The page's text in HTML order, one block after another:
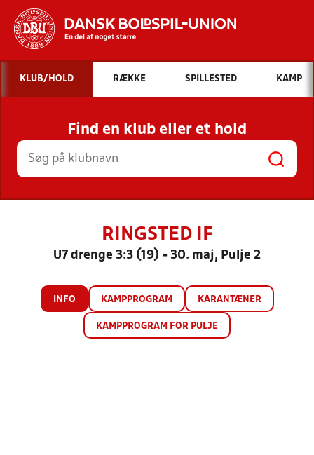
Hvad vil du søge efter?
INDHOLD OG NYHEDER
STILLINGER, RESULTATER, KLUBBER OG
HOLD
KLUB/HOLD RÆKKE SPILLESTED KAMP
Find en klub eller et hold
RINGSTED IF
U7 drenge 3:3 (19) - 30. maj, Pulje 2
INFO KAMPPROGRAM KARANTÆNER
KAMPPROGRAM FOR PULJE